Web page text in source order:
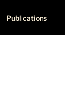
Publications